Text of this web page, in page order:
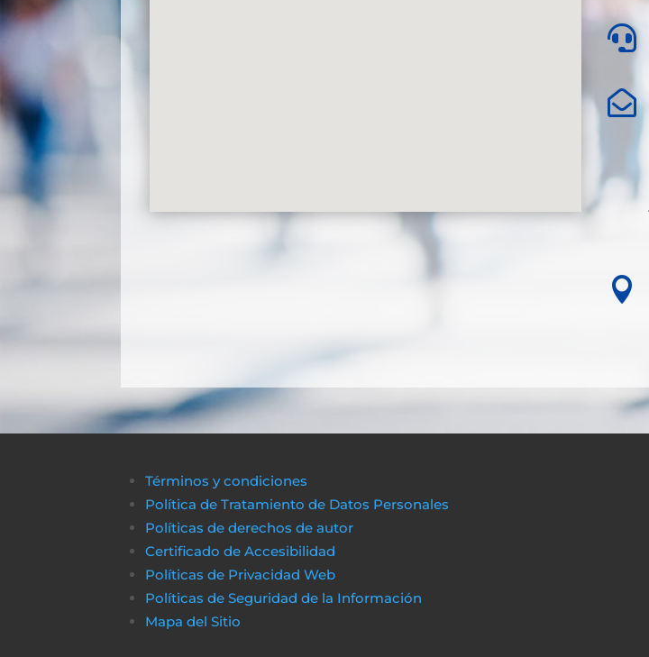



Términos y condiciones
Política de Tratamiento de Datos Personales
Políticas de derechos de autor
Certificado de Accesibilidad
Políticas de Privacidad Web
Políticas de Seguridad de la Información
Mapa del Sitio